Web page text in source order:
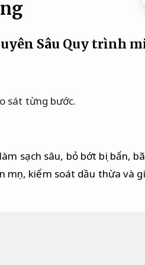
Sâu Quy trình
sát từng bước.
sạch sâu, bỏ bớt bụi bẩn,
mụn, kiểm soát dầu thừa